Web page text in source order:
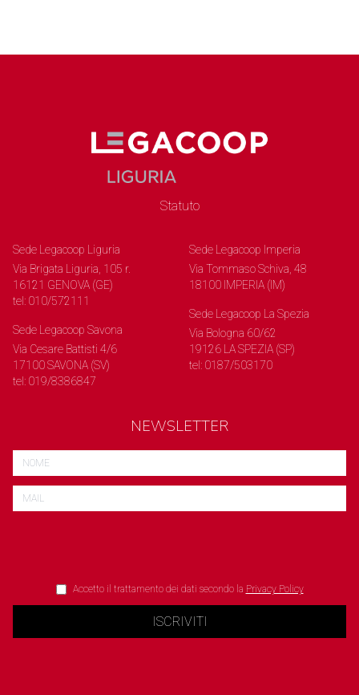
Statuto
Sede Legacoop Liguria
Via Brigata Liguria, 105 r.
16121 GENOVA (GE)
tel: 010/572111
Sede Legacoop Savona
Via Cesare Battisti 4/6
17100 SAVONA (SV)
tel: 019/8386847
Sede Legacoop Imperia
Via Tommaso Schiva, 48
18100 IMPERIA (IM)
Sede Legacoop La Spezia
Via Bologna 60/62
19126 LA SPEZIA (SP)
tel: 0187/503170
NEWSLETTER
Accetto il trattamento dei dati secondo la Privacy Policy
ISCRIVITI